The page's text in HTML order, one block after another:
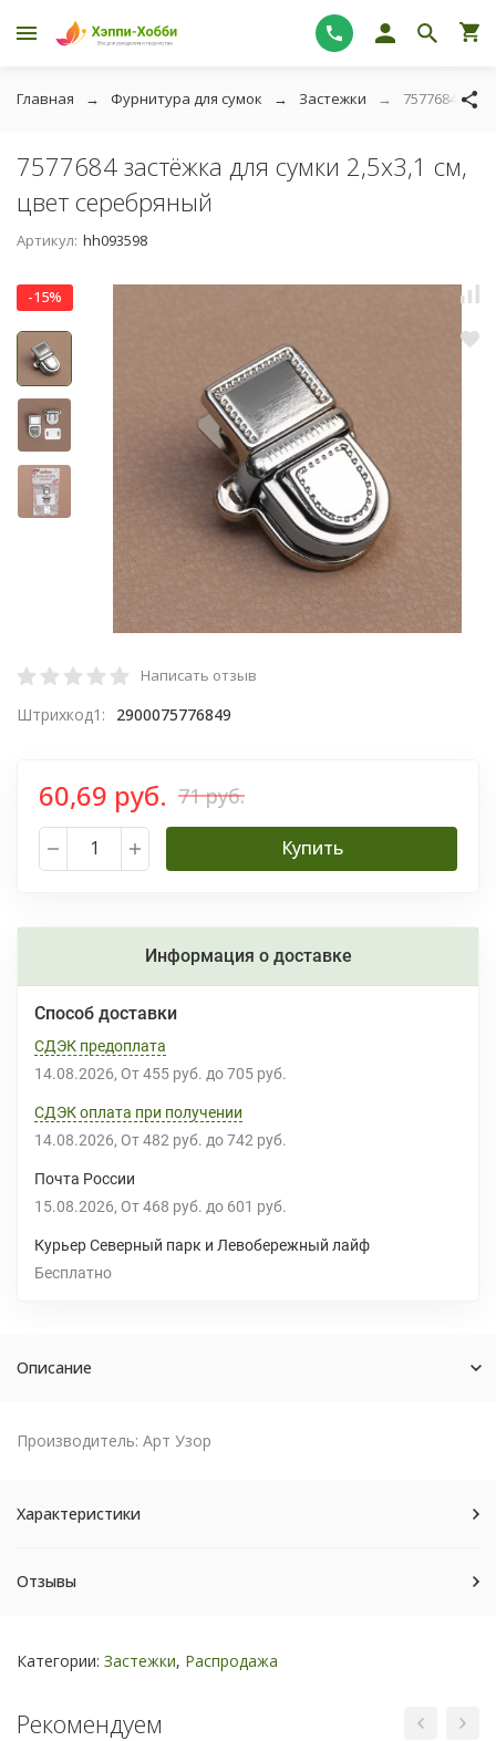
Главная Фурнитура для сумок Застежки 7577684
7577684 застёжка для сумки 2,5х3,1 см,
цвет серебряный
Артикул: hh093598
-15%
Написать отзыв
Штрихкод1: 2900075776849
60,69 руб. 71 руб.
Купить
Информация о доставке
Способ доставки
СДЭК предоплата
14.08.2026 От 455 руб. до 705 руб.
СДЭК оплата при получении
14.08.2026 От 482 руб. до 742 руб.
Почта России
15.08.2026 От 468 руб. до 601 руб.
Курьер Северный парк и Левобережный лайф
Бесплатно
Описание
Производитель: Арт Узор
Характеристики
Отзывы
Категории: Застежки, Распродажа
Рекомендуем